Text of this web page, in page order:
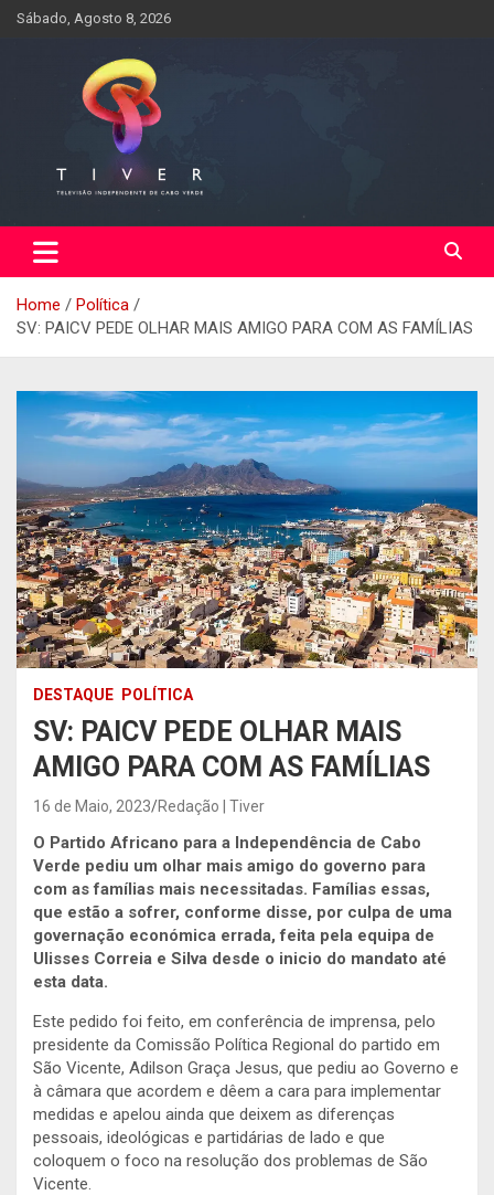
SkipSábado, Agosto 8, 2026
Home
Política
SV: PAICV PEDE OLHAR MAIS AMIGO PARA COM AS FAMÍLIAS
DESTAQUE POLÍTICA
SV: PAICV PEDE OLHAR MAIS
AMIGO PARA COM AS FAMÍLIAS
16 de Maio, 2023 Redação | Tiver
O Partido Africano para a Independência de Cabo
Verde pediu um olhar mais amigo do governo para
com as famílias mais necessitadas. Famílias essas,
que estão a sofrer, conforme disse, por culpa de uma
governação económica errada, feita pela equipa de
Ulisses Correia e Silva desde o inicio do mandato até
esta data.
Este pedido foi feito, em conferência de imprensa, pelo
presidente da Comissão Política Regional do partido em
São Vicente, Adilson Graça Jesus, que pediu ao Governo e
à câmara que acordem e dêem a cara para implementar
medidas e apelou ainda que deixem as diferenças
pessoais, ideológicas e partidárias de lado e que
coloquem o foco na resolução dos problemas de São
Vicente.